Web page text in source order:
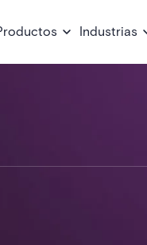
Industrias